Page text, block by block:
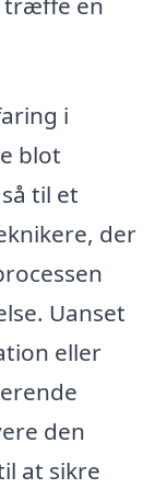
i
blot
til et
der
Uanset
eller
den
at sikre